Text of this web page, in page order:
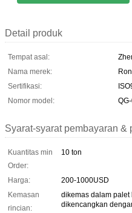
Detail produk
Tempat asal:
Nama merek:
Sertifikasi:
Nomor model:
Syarat-syarat pembayaran &
Kuantitas min
Order:
10 ton
Harga:
200-1000USD
Kemasan
rincian:
dikemas dalam palet
dikencangkan